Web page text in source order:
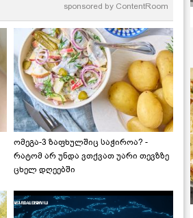
sponsored by ContentRoom
ომეგა-3 ზაფხულშიც საჭიროა? -
რატომ არ უნდა ვთქვათ უარი თევზზე
ცხელ დღეებში